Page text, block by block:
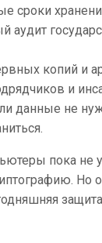
сроки
аудит
копий и
и
данные не
пока не
Но